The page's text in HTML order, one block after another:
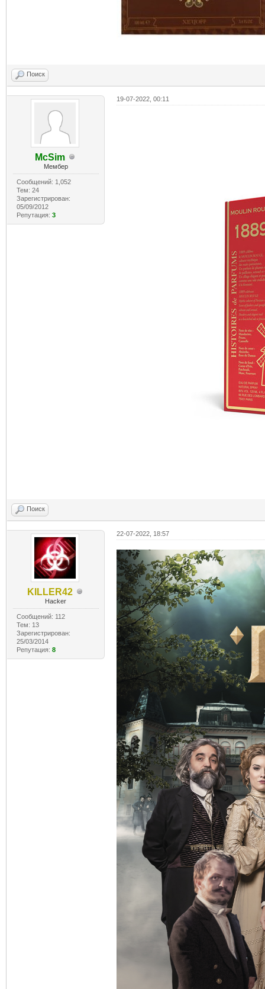
Поиск
McSim
Мембер
Сообщений: 1,052
Тем: 24
Зарегистрирован:
05/09/2012
Репутация: 3
19-07-2022, 00:11
Поиск
KILLER42
Hacker
Сообщений: 112
Тем: 13
Зарегистрирован:
25/03/2014
Репутация: 8
22-07-2022, 18:57